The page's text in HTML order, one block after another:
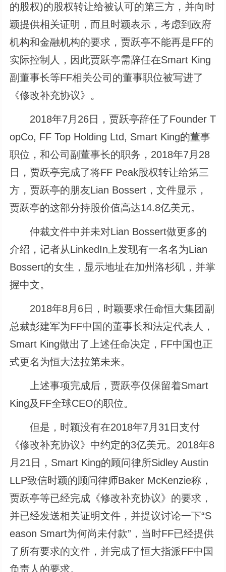
的股权)的股权转让给被认可的第三方，并向时
颖提供相关证明，而且时颖表示，考虑到政府
机构和金融机构的要求，贾跃亭不能再是FF的
实际控制人，因此贾跃亭需辞任在Smart King
副董事长等FF相关公司的董事职位被写进了
《修改补充协议》。
2018年7月26日，贾跃亭辞任了Founder T
opCo, FF Top Holding Ltd, Smart King的董事
职位，和公司副董事长的职务，2018年7月28
日，贾跃亭完成了将FF Peak股权转让给第三
方，贾跃亭的朋友Lian Bossert，文件显示，
贾跃亭的这部分持股价值高达14.8亿美元。
仲裁文件中并未对Lian Bossert做更多的
介绍，记者从LinkedIn上发现有一名名为Lian
Bossert的女生，显示地址在加州洛杉矶，并掌
握中文。
2018年8月6日，时颖要求任命恒大集团副
总裁彭建军为FF中国的董事长和法定代表人，
Smart King做出了上述任命决定，FF中国也正
式更名为恒大法拉第未来。
上述事项完成后，贾跃亭仅保留着Smart
King及FF全球CEO的职位。
但是，时颖没有在2018年7月31日支付
《修改补充协议》中约定的3亿美元。2018年8
月21日，Smart King的顾问律所Sidley Austin
LLP致信时颖的顾问律师Baker McKenzie称，
贾跃亭等已经完成《修改补充协议》的要求，
并已经发送相关证明文件，并提议讨论一下“S
eason Smart为何尚未付款”，当时FF已经提供
了所有要求的文件，并完成了恒大指派FF中国
负责人的要求。